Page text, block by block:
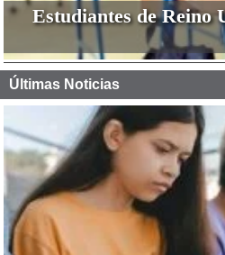
Estudiantes de Reino
Últimas Noticias